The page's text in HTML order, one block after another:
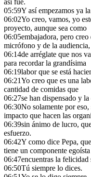
así fue.
05:59Y así empezamos ya
06:02Yo creo, vamos, yo
proyecto, aunque sea como
06:05embajadora, pero
micrófono y de la audiencia,
06:14de arréglate que nos
para recordar la grandísima
06:19labor que se está
06:21Yo creo que es una
cantidad de comidas que
06:27se han dispensado y
06:30No solamente por
impacto que hacen las
06:39sin ánimo de lucro,
esfuerzo.
06:42Y como dice Pepa,
tiene un componente
06:47encuentras la felicidad
06:50Tú siempre lo dices.